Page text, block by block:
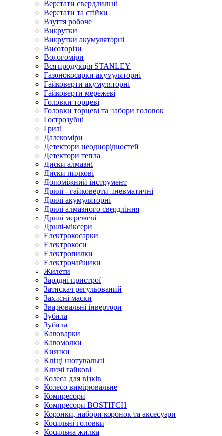
Верстати свердлильні
Верстати та стійки
Взуття робоче
Викрутки
Викрутки акумуляторні
Висоторізи
Вологоміри
Вся продукція STANLEY
Газонокосарки акумуляторні
Гайковерти акумуляторні
Гайковерти мережеві
Головки торцеві
Головки торцеві та набори головок
Гострозубці
Грилі
Далекоміри
Детектори неоднорідностей
Детектори тепла
Диски алмазні
Диски пилкові
Допоміжний інструмент
Дрилі - гайковерти пневматичні
Дрилі акумуляторні
Дрилі алмазного свердління
Дрилі мережеві
Дрилі-міксери
Електрокосарки
Електрокоси
Електропилки
Електрочайники
Жилети
Зарядні пристрої
Затискач регульований
Захисні маски
Зварювальні інвертори
Зубила
Зубила
Кавоварки
Кавомолки
Киянки
Кліщі нютувальні
Ключі гайкові
Колеса для візків
Колесо вимірювальне
Компресори
Компресори BOSTITCH
Коронки, набори коронок та аксесуари
Косильні головки
Косильна жилка